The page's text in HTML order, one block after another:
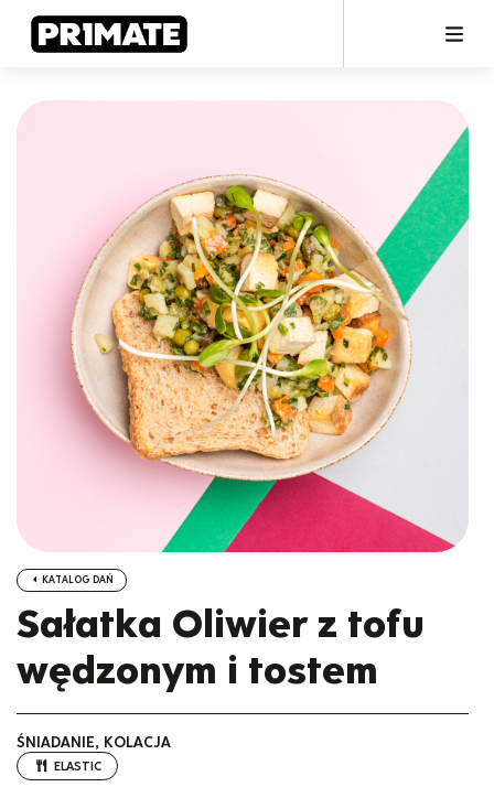
KATALOG DAŃ
Sałatka Oliwier z tofu
wędzonym i tostem
ŚNIADANIE, KOLACJA
ELASTIC